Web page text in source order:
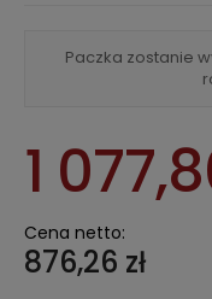
Paczka zostanie
1
Cena netto:
876,26 zł